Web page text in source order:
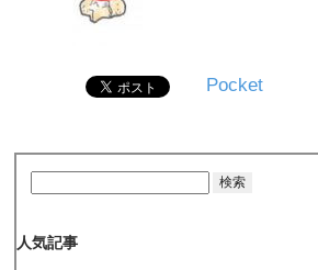
Pocket
人気記事